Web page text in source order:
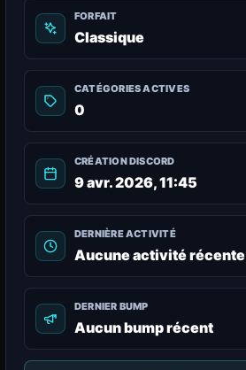
FORFAIT
Classique
CATÉGORIES ACTIVES
0
CRÉATION DISCORD
9 avr. 2026, 11:45
DERNIÈRE ACTIVITÉ
Aucune activité récente
DERNIER BUMP
Aucun bump récent